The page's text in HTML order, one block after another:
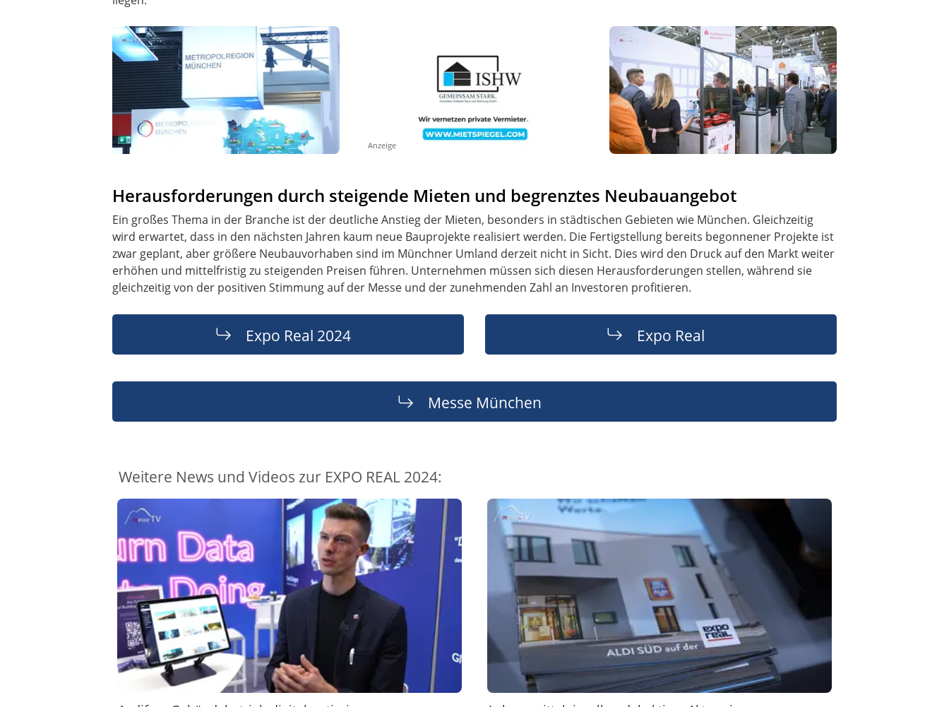
Anzeige
Herausforderungen durch steigende Mieten und begrenztes Neubauangebot
Ein großes Thema in der Branche ist der deutliche Anstieg der Mieten, besonders in städtischen Gebieten wie München. Gleichzeitig
wird erwartet, dass in den nächsten Jahren kaum neue Bauprojekte realisiert werden. Die Fertigstellung bereits begonnener Projekte ist
zwar geplant, aber größere Neubauvorhaben sind im Münchner Umland derzeit nicht in Sicht. Dies wird den Druck auf den Markt weiter
erhöhen und mittelfristig zu steigenden Preisen führen. Unternehmen müssen sich diesen Herausforderungen stellen, während sie
gleichzeitig von der positiven Stimmung auf der Messe und der zunehmenden Zahl an Investoren profitieren.
Expo Real 2024 Expo Real
Messe München
Weitere News und Videos zur EXPO REAL 2024: